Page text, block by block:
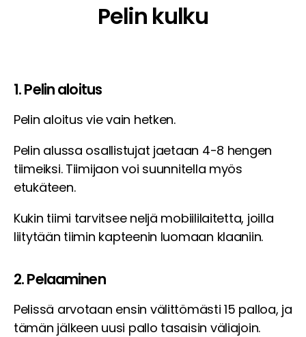
Pelin kulku
1. Pelin aloitus
Pelin aloitus vie vain hetken.
Pelin alussa osallistujat jaetaan 4-8 hengen
tiimeiksi. Tiimijaon voi suunnitella myös
etukäteen.
Kukin tiimi tarvitsee neljä mobiililaitetta, joilla
liitytään tiimin kapteenin luomaan klaaniin.
2. Pelaaminen
Pelissä arvotaan ensin välittömästi 15 palloa, ja
tämän jälkeen uusi pallo tasaisin väliajoin.